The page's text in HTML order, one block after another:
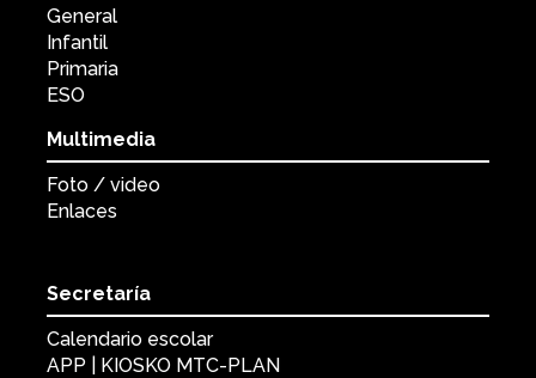
General
Infantil
Primaria
ESO
Multimedia
Foto / video
Enlaces
Secretaría
Calendario escolar
APP | KIOSKO MTC-PLAN